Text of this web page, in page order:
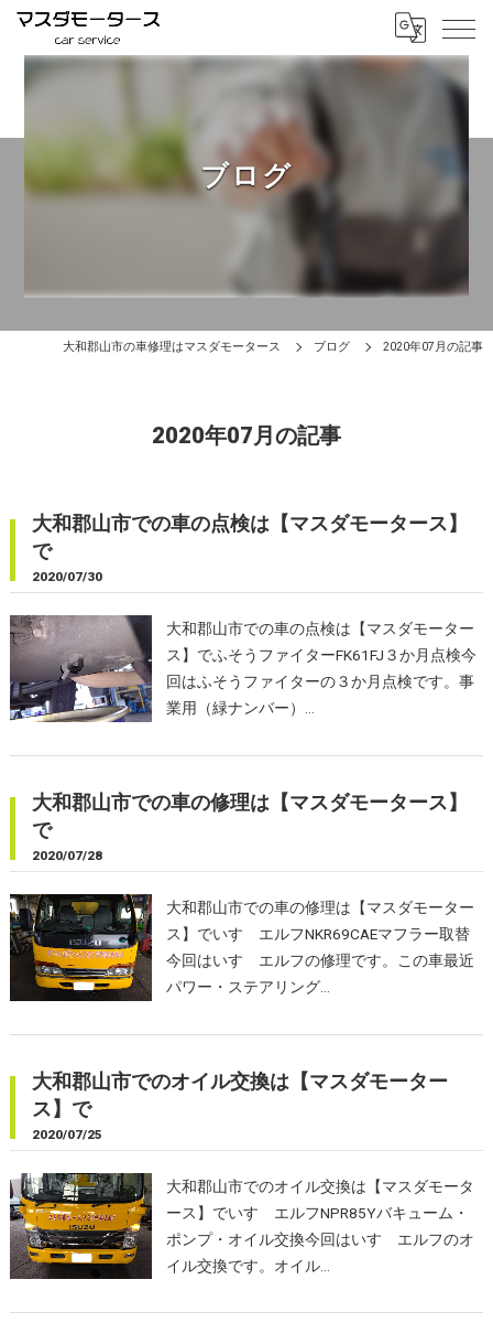
ブログ
大和郡山市の車修理はマスダモータース ブログ 2020年07月の記事
2020年07月の記事
大和郡山市での車の点検は【マスダモータース】
で
2020/07/30
大和郡山市での車の点検は【マスダモーター
ス】でふそうファイターFK61FJ３か月点検今
回はふそうファイターの３か月点検です。事
業用（緑ナンバー）…
大和郡山市での車の修理は【マスダモータース】
で
2020/07/28
大和郡山市での車の修理は【マスダモーター
ス】でいすゞエルフNKR69CAEマフラー取替
今回はいすゞエルフの修理です。この車最近
パワー・ステアリング…
大和郡山市でのオイル交換は【マスダモーター
ス】で
2020/07/25
大和郡山市でのオイル交換は【マスダモータ
ース】でいすゞエルフNPR85Yバキューム・
ポンプ・オイル交換今回はいすゞエルフのオ
イル交換です。オイル…